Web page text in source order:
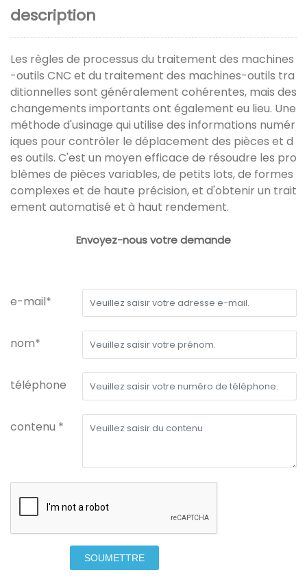
description
Les règles de processus du traitement des machines
-outils CNC et du traitement des machines-outils tra
ditionnelles sont généralement cohérentes, mais des
changements importants ont également eu lieu. Une
méthode d'usinage qui utilise des informations numér
iques pour contrôler le déplacement des pièces et d
es outils. C'est un moyen efficace de résoudre les pro
blèmes de pièces variables, de petits lots, de formes
complexes et de haute précision, et d'obtenir un trait
ement automatisé et à haut rendement.
Envoyez-nous votre demande
e-mail*
nom*
téléphone
contenu *
SOUMETTRE